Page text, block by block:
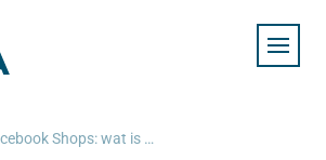
Facebook Shops: wat is het & hoe zet je het in?